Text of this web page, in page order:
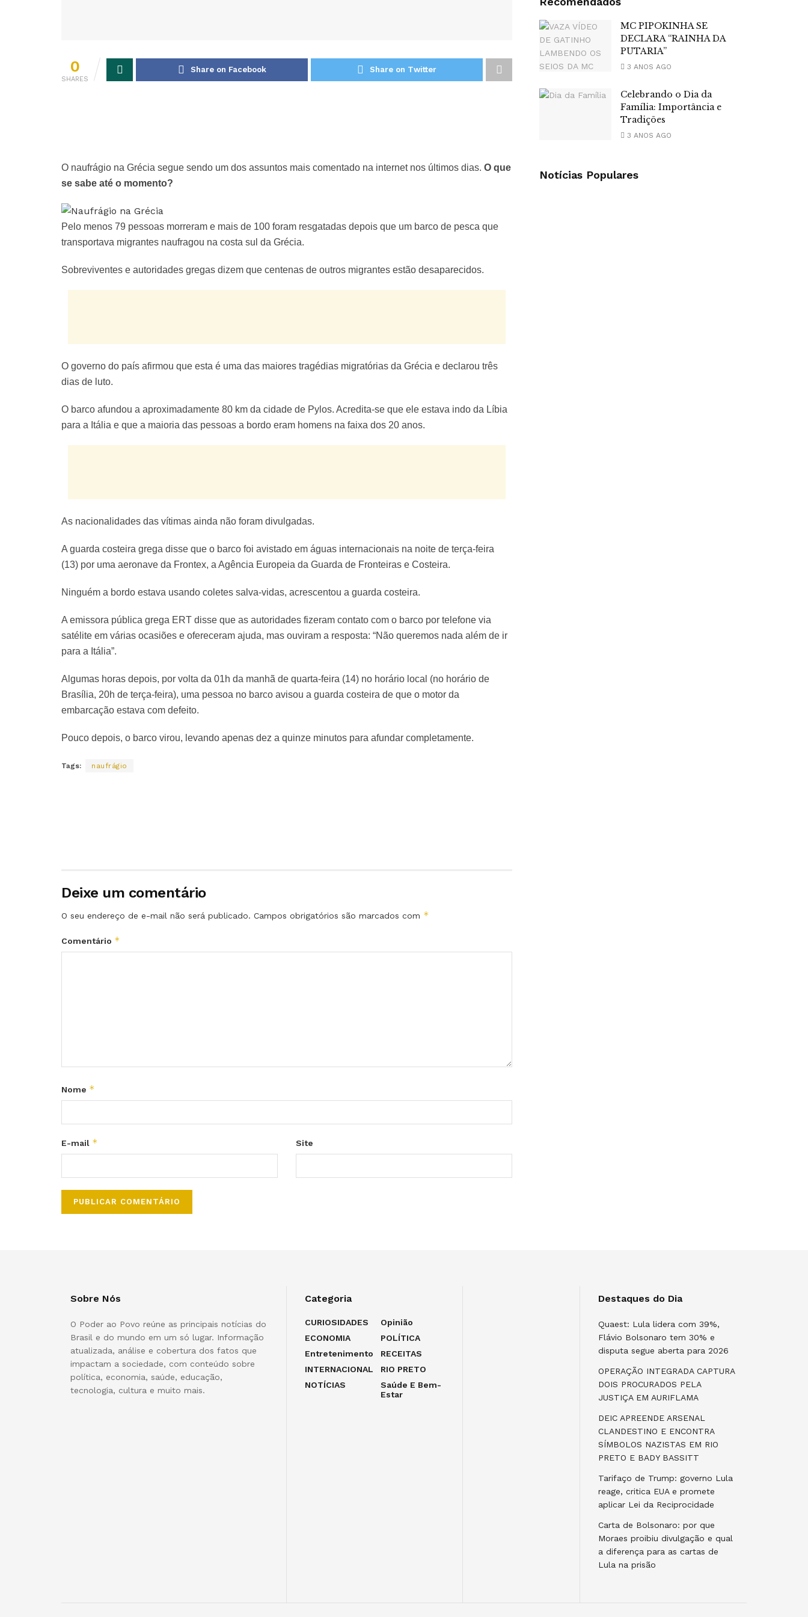
0
SHARES
Share on Facebook Share on Twitter
O naufrágio na Grécia segue sendo um dos assuntos mais comentado na internet nos últimos dias. O que
se sabe até o momento?
Pelo menos 79 pessoas morreram e mais de 100 foram resgatadas depois que um barco de pesca que
transportava migrantes naufragou na costa sul da Grécia.
Sobreviventes e autoridades gregas dizem que centenas de outros migrantes estão desaparecidos.
O governo do país afirmou que esta é uma das maiores tragédias migratórias da Grécia e declarou três
dias de luto.
O barco afundou a aproximadamente 80 km da cidade de Pylos. Acredita-se que ele estava indo da Líbia
para a Itália e que a maioria das pessoas a bordo eram homens na faixa dos 20 anos.
As nacionalidades das vítimas ainda não foram divulgadas.
A guarda costeira grega disse que o barco foi avistado em águas internacionais na noite de terça-feira
(13) por uma aeronave da Frontex, a Agência Europeia da Guarda de Fronteiras e Costeira.
Ninguém a bordo estava usando coletes salva-vidas, acrescentou a guarda costeira.
A emissora pública grega ERT disse que as autoridades fizeram contato com o barco por telefone via
satélite em várias ocasiões e ofereceram ajuda, mas ouviram a resposta: “Não queremos nada além de ir
para a Itália”.
Algumas horas depois, por volta da 01h da manhã de quarta-feira (14) no horário local (no horário de
Brasília, 20h de terça-feira), uma pessoa no barco avisou a guarda costeira de que o motor da
embarcação estava com defeito.
Pouco depois, o barco virou, levando apenas dez a quinze minutos para afundar completamente.
Tags: naufrágio
Deixe um comentário
O seu endereço de e-mail não será publicado. Campos obrigatórios são marcados com *
Comentário *
Nome *
E-mail * Site
MC PIPOKINHA SE
DECLARA “RAINHA DA
PUTARIA”
3 ANOS AGO
Celebrando o Dia da
Família: Importância e
Tradições
3 ANOS AGO
Notícias Populares
Sobre Nós
O Poder ao Povo reúne as principais notícias do
Brasil e do mundo em um só lugar. Informação
atualizada, análise e cobertura dos fatos que
impactam a sociedade, com conteúdo sobre
política, economia, saúde, educação,
tecnologia, cultura e muito mais.
Categoria
CURIOSIDADES
ECONOMIA
Entretenimento
INTERNACIONAL
NOTÍCIAS
Opinião
POLÍTICA
RECEITAS
RIO PRETO
Saúde E Bem-
Estar
Destaques do Dia
Quaest: Lula lidera com 39%,
Flávio Bolsonaro tem 30% e
disputa segue aberta para 2026
OPERAÇÃO INTEGRADA CAPTURA
DOIS PROCURADOS PELA
JUSTIÇA EM AURIFLAMA
DEIC APREENDE ARSENAL
CLANDESTINO E ENCONTRA
SÍMBOLOS NAZISTAS EM RIO
PRETO E BADY BASSITT
Tarifaço de Trump: governo Lula
reage, critica EUA e promete
aplicar Lei da Reciprocidade
Carta de Bolsonaro: por que
Moraes proibiu divulgação e qual
a diferença para as cartas de
Lula na prisão